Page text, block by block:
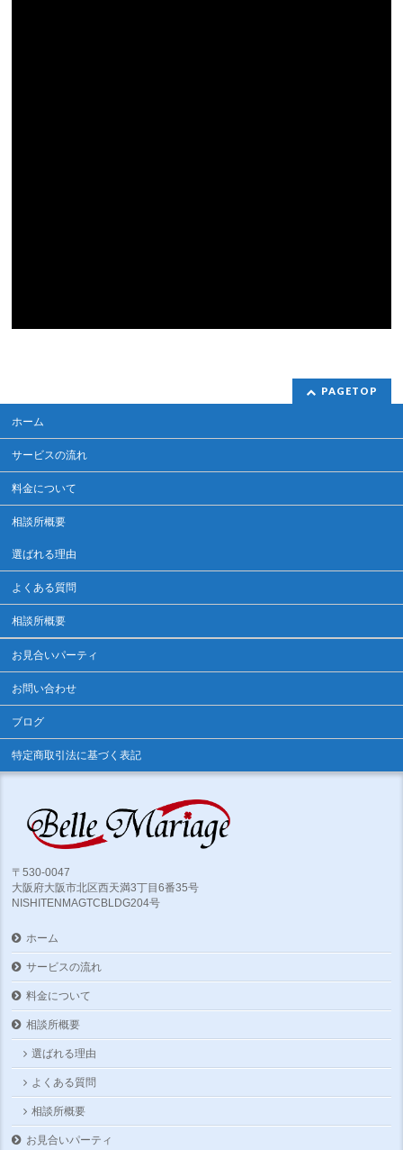
PAGETOP
ホーム
サービスの流れ
料金について
相談所概要
選ばれる理由
よくある質問
相談所概要
お見合いパーティ
お問い合わせ
ブログ
特定商取引法に基づく表記
〒530-0047
大阪府大阪市北区西天満3丁目6番35号
NISHITENMAGTCBLDG204号
ホーム
サービスの流れ
料金について
相談所概要
選ばれる理由
よくある質問
相談所概要
お見合いパーティ